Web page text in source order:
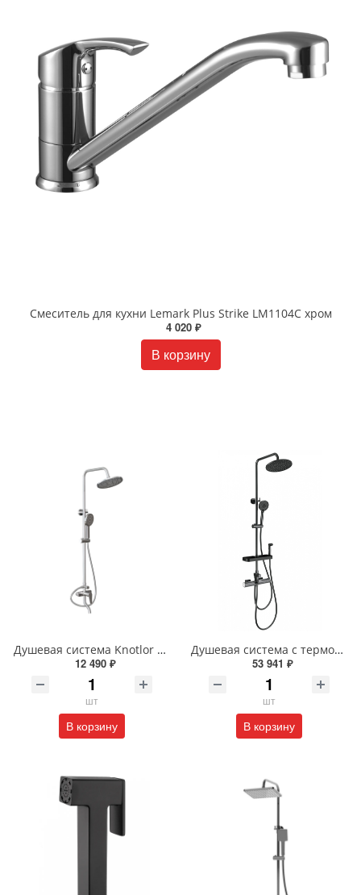
Смеситель для кухни Lemark Plus Strike LM1104C хром
4 020 ₽
В корзину
Душевая система Knotlor ECOFLOW KN-15 хром
12 490 ₽
шт
В корзину
Душевая система с термостатом Wonzon & Woghand WW-C3017-A1-BGG темный графит
53 941 ₽
шт
В корзину